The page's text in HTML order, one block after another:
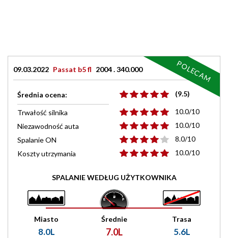
09.03.2022 Passat b5 fl 2004 . 340.000
Średnia ocena: (9.5)
Trwałość silnika
10.0/10
Niezawodność auta
10.0/10
Spalanie ON
8.0/10
Koszty utrzymania
10.0/10
SPALANIE WEDŁUG UŻYTKOWNIKA
Miasto
8.0L
Średnie
7.0L
Trasa
5.6L
POLECAM